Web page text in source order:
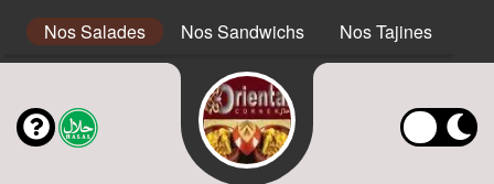
Nos Salades Nos Sandwichs Nos Tajines